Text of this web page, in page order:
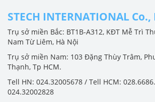
STECH INTERNATIONAL Co.,
Trụ sở miền Bắc: BT1B-A312, KĐT Mễ Trì
Nam Từ Liêm, Hà Nội
Trụ sở miền Nam: 103 Đặng Thùy Trâm,
Thạnh, Tp HCM.
Tell HN: 024.32005678 / Tell HCM:
024.32002828